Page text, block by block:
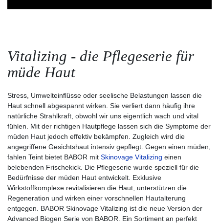
Vitalizing - die Pflegeserie für
müde Haut
Stress, Umwelteinflüsse oder seelische Belastungen lassen die
Haut schnell abgespannt wirken. Sie verliert dann häufig ihre
natürliche Strahlkraft, obwohl wir uns eigentlich wach und vital
fühlen. Mit der richtigen Hautpflege lassen sich die Symptome der
müden Haut jedoch effektiv bekämpfen. Zugleich wird die
angegriffene Gesichtshaut intensiv gepflegt. Gegen einen müden,
fahlen Teint bietet BABOR mit Skinovage Vitalizing einen
belebenden Frischekick. Die Pflegeserie wurde speziell für die
Bedürfnisse der müden Haut entwickelt. Exklusive
Wirkstoffkomplexe revitalisieren die Haut, unterstützen die
Regeneration und wirken einer vorschnellen Hautalterung
entgegen. BABOR Skinovage Vitalizing ist die neue Version der
Advanced Biogen Serie von BABOR. Ein Sortiment an perfekt